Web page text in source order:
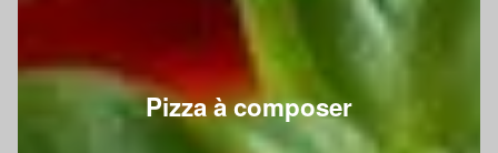
Pizza à composer